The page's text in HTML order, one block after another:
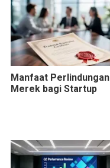
Manfaat Perlindungan
Merek bagi Startup